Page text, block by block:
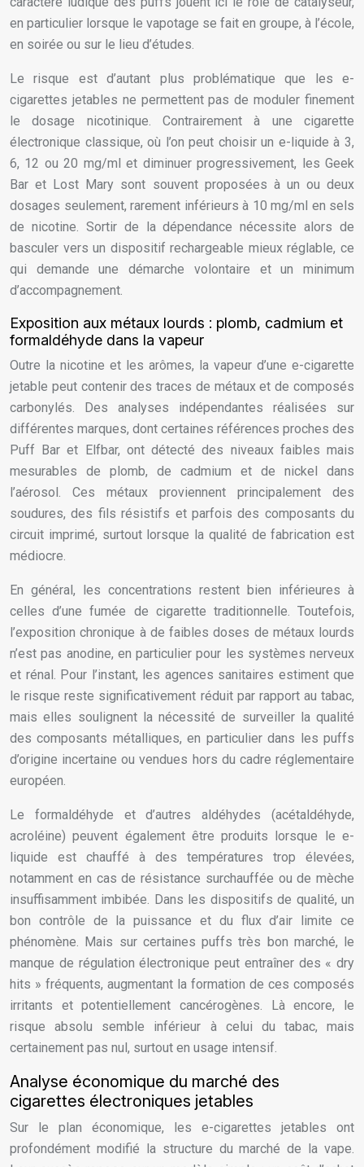
en particulier lorsque le vapotage se fait en groupe, à l’école,
en soirée ou sur le lieu d’études.
Le risque est d’autant plus problématique que les e-
cigarettes jetables ne permettent pas de moduler finement
le dosage nicotinique. Contrairement à une cigarette
électronique classique, où l’on peut choisir un e-liquide à 3,
6, 12 ou 20 mg/ml et diminuer progressivement, les Geek
Bar et Lost Mary sont souvent proposées à un ou deux
dosages seulement, rarement inférieurs à 10 mg/ml en sels
de nicotine. Sortir de la dépendance nécessite alors de
basculer vers un dispositif rechargeable mieux réglable, ce
qui demande une démarche volontaire et un minimum
d’accompagnement.
Exposition aux métaux lourds : plomb, cadmium et
formaldéhyde dans la vapeur
Outre la nicotine et les arômes, la vapeur d’une e-cigarette
jetable peut contenir des traces de métaux et de composés
carbonylés. Des analyses indépendantes réalisées sur
différentes marques, dont certaines références proches des
Puff Bar et Elfbar, ont détecté des niveaux faibles mais
mesurables de plomb, de cadmium et de nickel dans
l’aérosol. Ces métaux proviennent principalement des
soudures, des fils résistifs et parfois des composants du
circuit imprimé, surtout lorsque la qualité de fabrication est
médiocre.
En général, les concentrations restent bien inférieures à
celles d’une fumée de cigarette traditionnelle. Toutefois,
l’exposition chronique à de faibles doses de métaux lourds
n’est pas anodine, en particulier pour les systèmes nerveux
et rénal. Pour l’instant, les agences sanitaires estiment que
le risque reste significativement réduit par rapport au tabac,
mais elles soulignent la nécessité de surveiller la qualité
des composants métalliques, en particulier dans les puffs
d’origine incertaine ou vendues hors du cadre réglementaire
européen.
Le formaldéhyde et d’autres aldéhydes (acétaldéhyde,
acroléine) peuvent également être produits lorsque le e-
liquide est chauffé à des températures trop élevées,
notamment en cas de résistance surchauffée ou de mèche
insuffisamment imbibée. Dans les dispositifs de qualité, un
bon contrôle de la puissance et du flux d’air limite ce
phénomène. Mais sur certaines puffs très bon marché, le
manque de régulation électronique peut entraîner des « dry
hits » fréquents, augmentant la formation de ces composés
irritants et potentiellement cancérogènes. Là encore, le
risque absolu semble inférieur à celui du tabac, mais
certainement pas nul, surtout en usage intensif.
Analyse économique du marché des
cigarettes électroniques jetables
Sur le plan économique, les e-cigarettes jetables ont
profondément modifié la structure du marché de la vape.